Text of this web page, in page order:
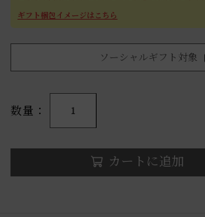
ギフト梱包イメージはこちら
ソーシャルギフト対象
数量 1
カートに追加